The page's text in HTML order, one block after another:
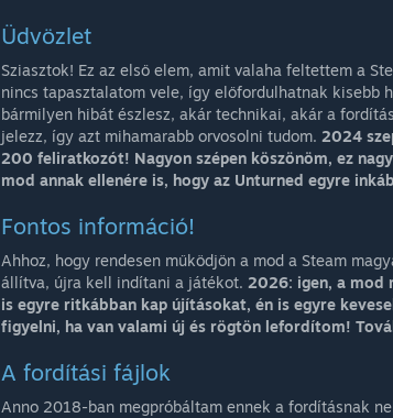
Üdvözlet
Sziasztok! Ez az első elem, amit valaha feltettem a
nincs tapasztalatom vele, így előfordulhatnak kisebb
bármilyen hibát észlesz, akár technikai, akár a
jelezz, így azt mihamarabb orvosolni tudom. 2024
200 feliratkozót! Nagyon szépen köszönöm, ez
mod annak ellenére is, hogy az Unturned egyre
Fontos információ!
Ahhoz, hogy rendesen működjön a mod a Steam
állítva, újra kell indítani a játékot. 2026: igen, a mod
is egyre ritkábban kap újításokat, én is egyre
figyelni, ha van valami új és rögtön lefordítom!
A fordítási fájlok
Anno 2018-ban megpróbáltam ennek a fordításnak